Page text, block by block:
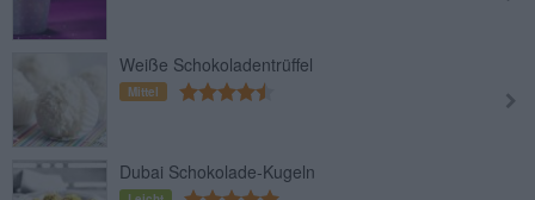
Weiße Schokoladentrüffel
Mittel
Dubai Schokolade-Kugeln